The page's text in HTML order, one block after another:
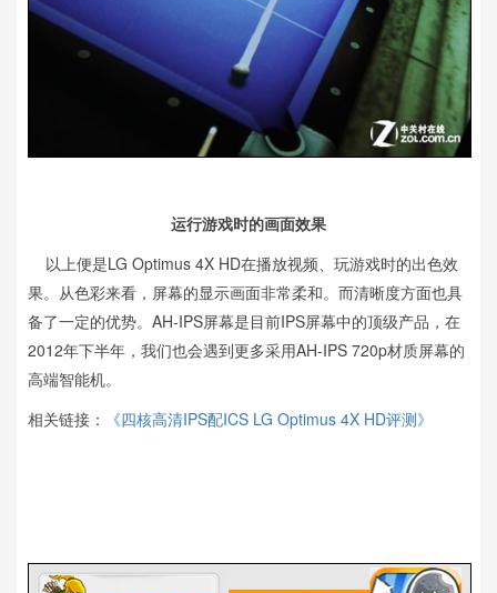
运行游戏时的画面效果
以上便是LG Optimus 4X HD在播放视频、玩游戏时的出色效
果。从色彩来看，屏幕的显示画面非常柔和。而清晰度方面也具
备了一定的优势。AH-IPS屏幕是目前IPS屏幕中的顶级产品，在
2012年下半年，我们也会遇到更多采用AH-IPS 720p材质屏幕的
高端智能机。
相关链接：
《四核高清IPS配ICS LG Optimus 4X HD评测》